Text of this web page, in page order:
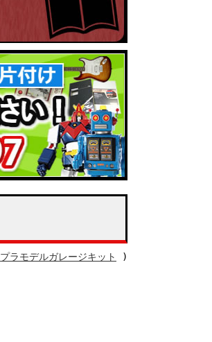
プラモデルガレージキット )